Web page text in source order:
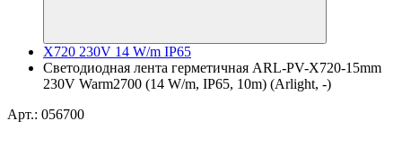
X720 230V 14 W/m IP65
Светодиодная лента герметичная ARL-PV-X720-15mm
230V Warm2700 (14 W/m, IP65, 10m) (Arlight, -)
Арт.: 056700